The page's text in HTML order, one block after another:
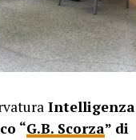
Intelligenza
“G.B. Scorza” di